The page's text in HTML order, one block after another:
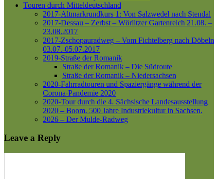
Touren durch Mitteldeutschland
2017-Altmarkrundkurs 1: Von Salzwedel nach Stendal
2017-Dessau – Zerbst – Wörlitzer Gartenreich 21.08. –
23.08.2017
2017-Zschopauradweg – Vom Fichtelberg nach Döbeln
03.07.-05.07.2017
2019-Straße der Romanik
Straße der Romanik – Die Südroute
Straße der Romanik – Niedersachsen
2020-Fahrradtouren und Spaziergänge während der
Corona-Pandemie 2020
2020-Tour durch die 4. Sächsische Landesausstellung
2020 – Boom. 500 Jahre Industriekultur in Sachsen.
2026 – Der Mulde-Radweg
Leave a Reply